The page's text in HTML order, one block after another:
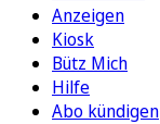
Anzeigen
Kiosk
Bütz Mich
Hilfe
Abo kündigen